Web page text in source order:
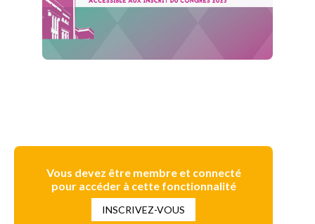
Vous devez être membre et connecté
pour accéder à cette fonctionnalité
INSCRIVEZ-VOUS